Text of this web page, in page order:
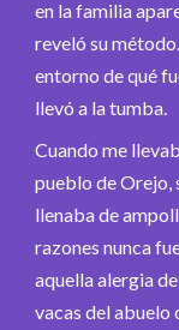
en la familia
reveló su
entorno de qué
llevó a la tumba.
Cuando me
pueblo de Orejo,
llenaba de
razones nunca
aquella alergia
vacas del abuelo